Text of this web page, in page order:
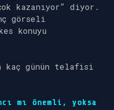
kazanıyor” diyor.
görseli
konuyu
kaç günün telafisi
mı önemli, yoksa